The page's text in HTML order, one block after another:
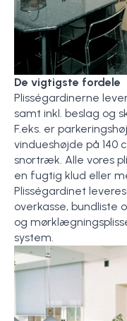
De vigtigste fordele
Plisségardinerne
samt inkl. beslag og
F.eks. er
vindueshøjde på 140
snortræk. Alle vores
en fugtig klud eller
Plisségardinet
overkasse, bundliste
og
system.